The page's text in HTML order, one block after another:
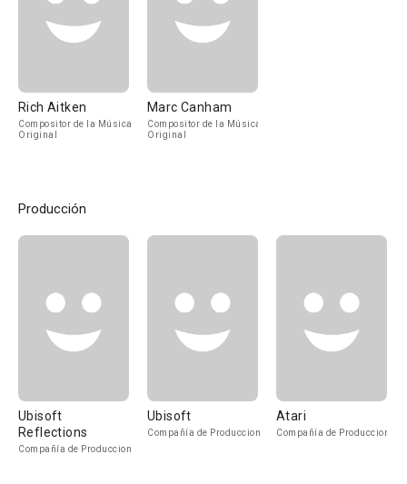
Rich Aitken
Compositor de la Música
Original
Marc Canham
Compositor de la Música
Original
Producción
Ubisoft
Reflections
Compañía de Produccion
Ubisoft
Compañía de Produccion
Atari
Compañía de Produccion